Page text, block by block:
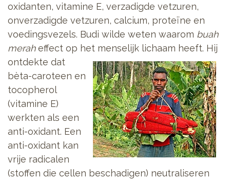
oxidanten, vitamine E, verzadigde vetzuren,
onverzadigde vetzuren, calcium, proteïne en
voedingsvezels. Budi wilde weten waarom buah
meraheffect op het menselijk lichaam heeft. Hij
ontdekte dat
bèta-caroteen en
tocopherol
(vitamine E)
werkten als een
anti-oxidant. Een
anti-oxidant kan
vrije radicalen
(stoffen die cellen beschadigen) neutraliseren